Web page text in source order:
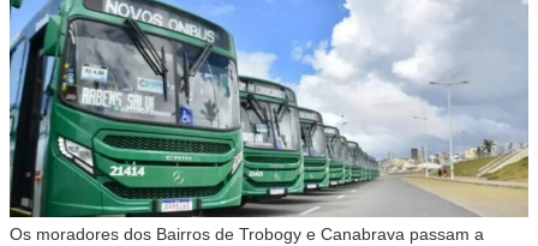
Os moradores dos Bairros de Trobogy e Canabrava passam a